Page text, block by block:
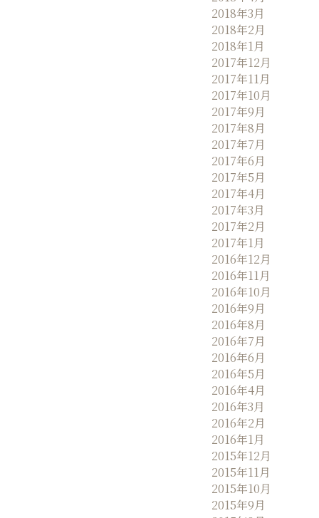
2018年3月
2018年2月
2018年1月
2017年12月
2017年11月
2017年10月
2017年9月
2017年8月
2017年7月
2017年6月
2017年5月
2017年4月
2017年3月
2017年2月
2017年1月
2016年12月
2016年11月
2016年10月
2016年9月
2016年8月
2016年7月
2016年6月
2016年5月
2016年4月
2016年3月
2016年2月
2016年1月
2015年12月
2015年11月
2015年10月
2015年9月